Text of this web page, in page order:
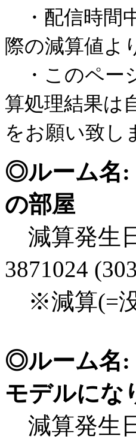
・配信時間
際の減算値よ
・このペー
算処理結果は
をお願い致し
◎ルーム名:
の部屋
減算発生
3871024
※減算(=没
◎ルーム名:
モデルにな
減算発生